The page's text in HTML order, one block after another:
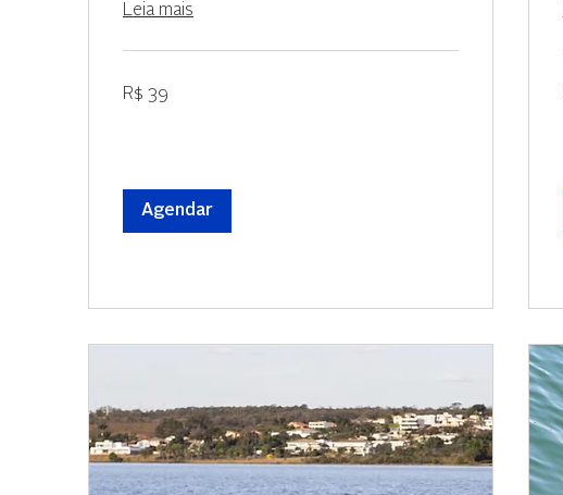
Leia mais
39
Reais
R$ 39
Agendar